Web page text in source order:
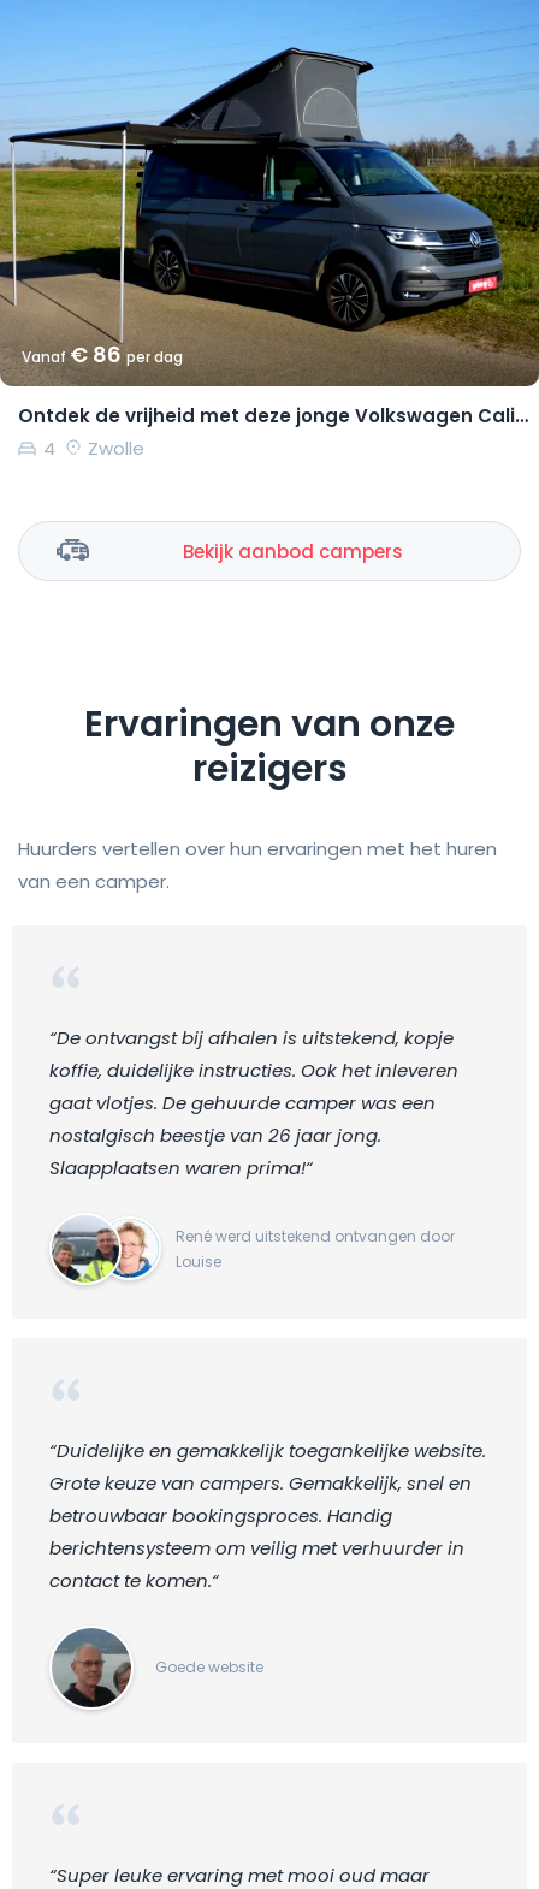
Vanaf€ 86per dag
Ontdek de vrijheid met deze jonge Volkswagen California Coast
4
Zwolle
Bekijk aanbod campers
Ervaringen van onze
reizigers
Huurders vertellen over hun ervaringen met het huren
van een camper.
“De ontvangst bij afhalen is uitstekend, kopje
koffie, duidelijke instructies. Ook het inleveren
gaat vlotjes. De gehuurde camper was een
nostalgisch beestje van 26 jaar jong.
Slaapplaatsen waren prima!“
René werd uitstekend ontvangen door
Louise
“Duidelijke en gemakkelijk toegankelijke website.
Grote keuze van campers. Gemakkelijk, snel en
betrouwbaar bookingsproces. Handig
berichtensysteem om veilig met verhuurder in
contact te komen.“
Goede website
“Super leuke ervaring met mooi oud maar